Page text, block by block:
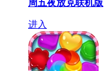
周五夜放克联机版
进入